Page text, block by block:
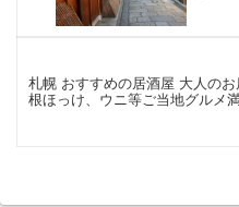
札幌 おすすめの居酒屋 大人のお
根ほっけ、ウニ等ご当地グルメ